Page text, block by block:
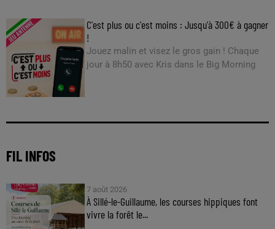
C'est plus ou c'est moins : Jusqu'à 300€ à gagner
!
Jouez malin et visez le gros gain ! Chaque
jour à 8h50 avec Kris dans le Big Morning
FIL INFOS
7 août 2026
À Sillé-le-Guillaume, les courses hippiques font
vivre la forêt le...